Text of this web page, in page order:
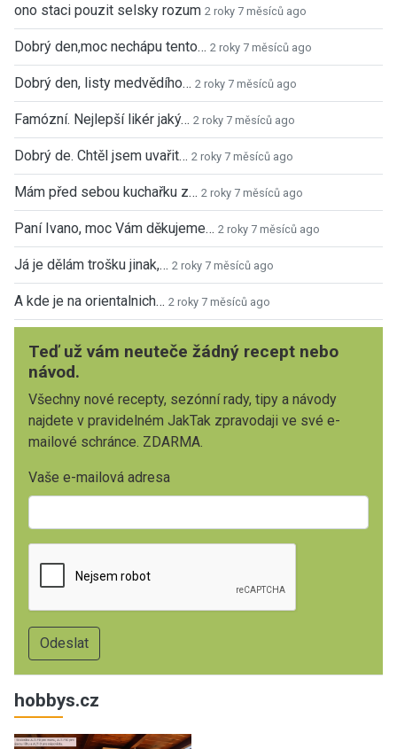
ono staci pouzit selsky rozum 2 roky 7 měsíců ago
Dobrý den,moc nechápu tento… 2 roky 7 měsíců ago
Dobrý den, listy medvědího… 2 roky 7 měsíců ago
Famózní. Nejlepší likér jaký… 2 roky 7 měsíců ago
Dobrý de. Chtěl jsem uvařit… 2 roky 7 měsíců ago
Mám před sebou kuchařku z… 2 roky 7 měsíců ago
Paní Ivano, moc Vám děkujeme… 2 roky 7 měsíců ago
Já je dělám trošku jinak,… 2 roky 7 měsíců ago
A kde je na orientalnich… 2 roky 7 měsíců ago
Teď už vám neuteče žádný recept nebo
návod.
Všechny nové recepty, sezónní rady, tipy a návody
najdete v pravidelném JakTak zpravodaji ve své e-
mailové schránce. ZDARMA.
Vaše e-mailová adresa
hobbys.cz